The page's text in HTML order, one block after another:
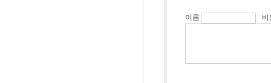
이름